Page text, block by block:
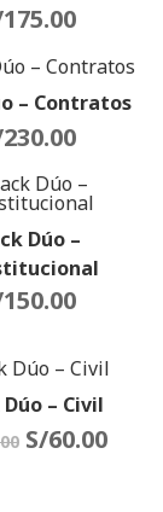
175.00
– Contratos
230.00
Dúo –
150.00
– Civil
S/60.00